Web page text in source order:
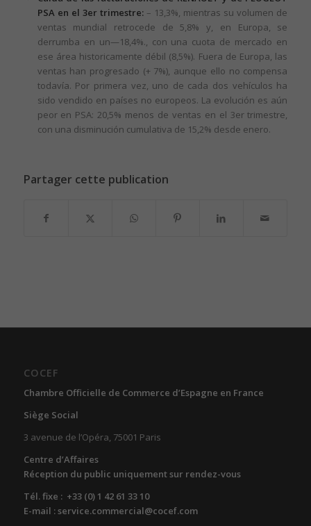
PSA en el 3er trimestre:– 13,3%, mientras su volumen de
ventas mundial retrocede de 5,8% y, en Europa, se
derrumba en un—18,4%., con una cuota de mercado en
ese área historicamente débil (8,5%). Fuera de Europa, las
ventas han progresado (+ 7%), aunque ello no compensa
todavía. Por primera vez, uno de cada dos vehículos ha
sido vendido en países no europeos. La evolución es aún
peor en PSA: 20,5% menos de ventas en el 3er trimestre,
con una disminución cumulativa de 15,2% desde enero.
Partager cette publication
COCEF
Chambre Officielle de Commerce d’Espagne en France
Siège Social
3 avenue de l’Opéra, 75001 Paris
Centre d’Affaires
Réception du public uniquement sur rendez-vous
Tél. fixe : +33 (0) 1 42 61 33 10
E-mail : service.commercial@cocef.com